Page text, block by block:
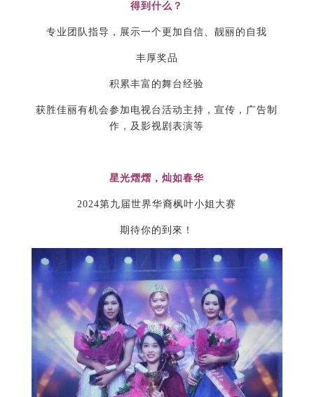
得到什么？
专业团队指导，展示一个更加自信、靓丽的自我
丰厚奖品
积累丰富的舞台经验
获胜佳丽有机会参加电视台活动主持，宣传，广告制
作，及影视剧表演等
星光熠熠，灿如春华
2024第九届世界华裔枫叶小姐大赛
期待你的到來！